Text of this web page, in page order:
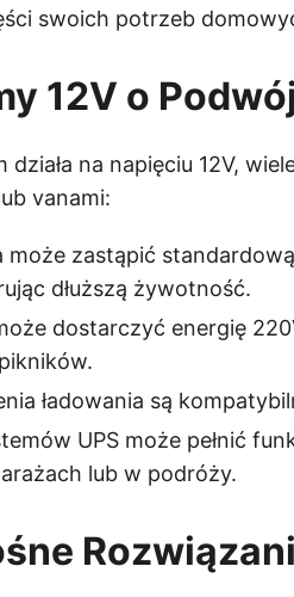
swoich potrzeb
12V o
działa na napięciu 12V,
vanami:
może zastąpić
dłuższą żywotność.
dostarczyć energię
ładowania są
UPS może pełnić
lub w podróży.